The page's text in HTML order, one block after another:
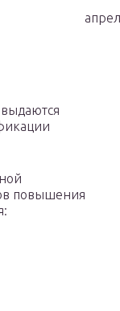
повышения